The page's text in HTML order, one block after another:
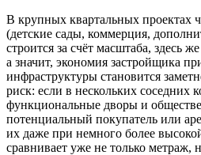
В крупных квартальных проектах
(детские сады, коммерция,
строится за счёт масштаба, здесь
а значит, экономия застройщика
инфраструктуры становится
риск: если в нескольких соседних
функциональные дворы и
потенциальный покупатель или
их даже при немного более
сравнивает уже не только метраж,